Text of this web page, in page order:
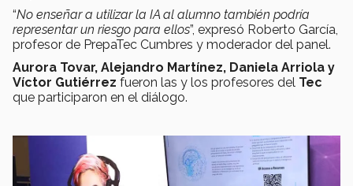
“No enseñar a utilizar la IA al alumno también podría
representar un riesgo para ellos”, expresó Roberto García,
profesor de PrepaTec Cumbres y moderador del panel.
Aurora Tovar, Alejandro Martínez, Daniela Arriola y
Víctor Gutiérrez fueron las y los profesores del Tec
que participaron en el diálogo.